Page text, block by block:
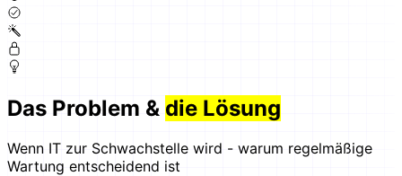
Das Problem & die Lösung
Wenn IT zur Schwachstelle wird - warum regelmäßige
Wartung entscheidend ist